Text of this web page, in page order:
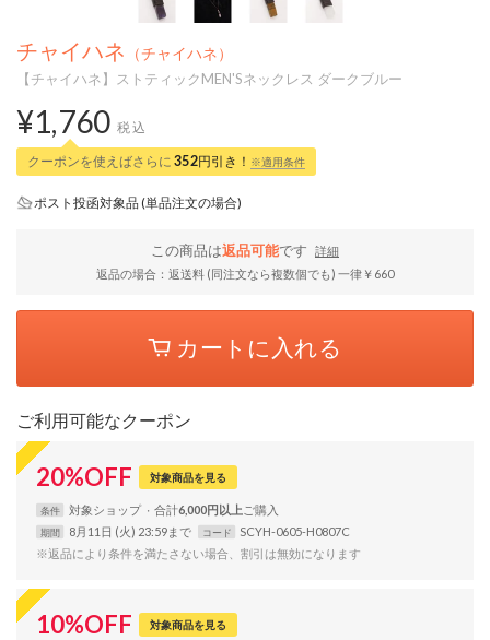
チャイハネ （チャイハネ）
【チャイハネ】ストティックMEN'Sネックレス ダークブルー
¥1,760 税込
クーポンを使えばさらに 352円引き！ ※適用条件
ポスト投函対象品 (単品注文の場合)
この商品は返品可能です
詳細
返品の場合：返送料 (同注文なら複数個でも) 一律￥660
カートに入れる
ご利用可能なクーポン
20%OFF 対象商品を見る
条件 対象ショップ 合計6,000円以上
期間 8月11日 (火) 23:59まで コード
SCYH-0605-H0807C
※返品により条件を満たさない場合、割引は無効になります
10%OFF 対象商品を見る